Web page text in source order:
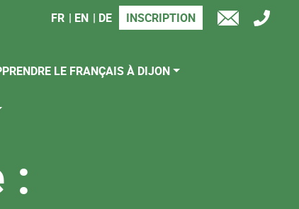
FR EN DE INSCRIPTION
E-
TÉL
LE FRANÇAIS À DIJON
: